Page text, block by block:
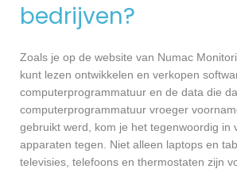
bedrijven?
Zoals je op de website van Numac
kunt lezen ontwikkelen en verkopen
computerprogrammatuur en de data die
computerprogrammatuur vroeger
gebruikt werd, kom je het tegenwoordig in
apparaten tegen. Niet alleen laptops en
televisies, telefoons en thermostaten zijn